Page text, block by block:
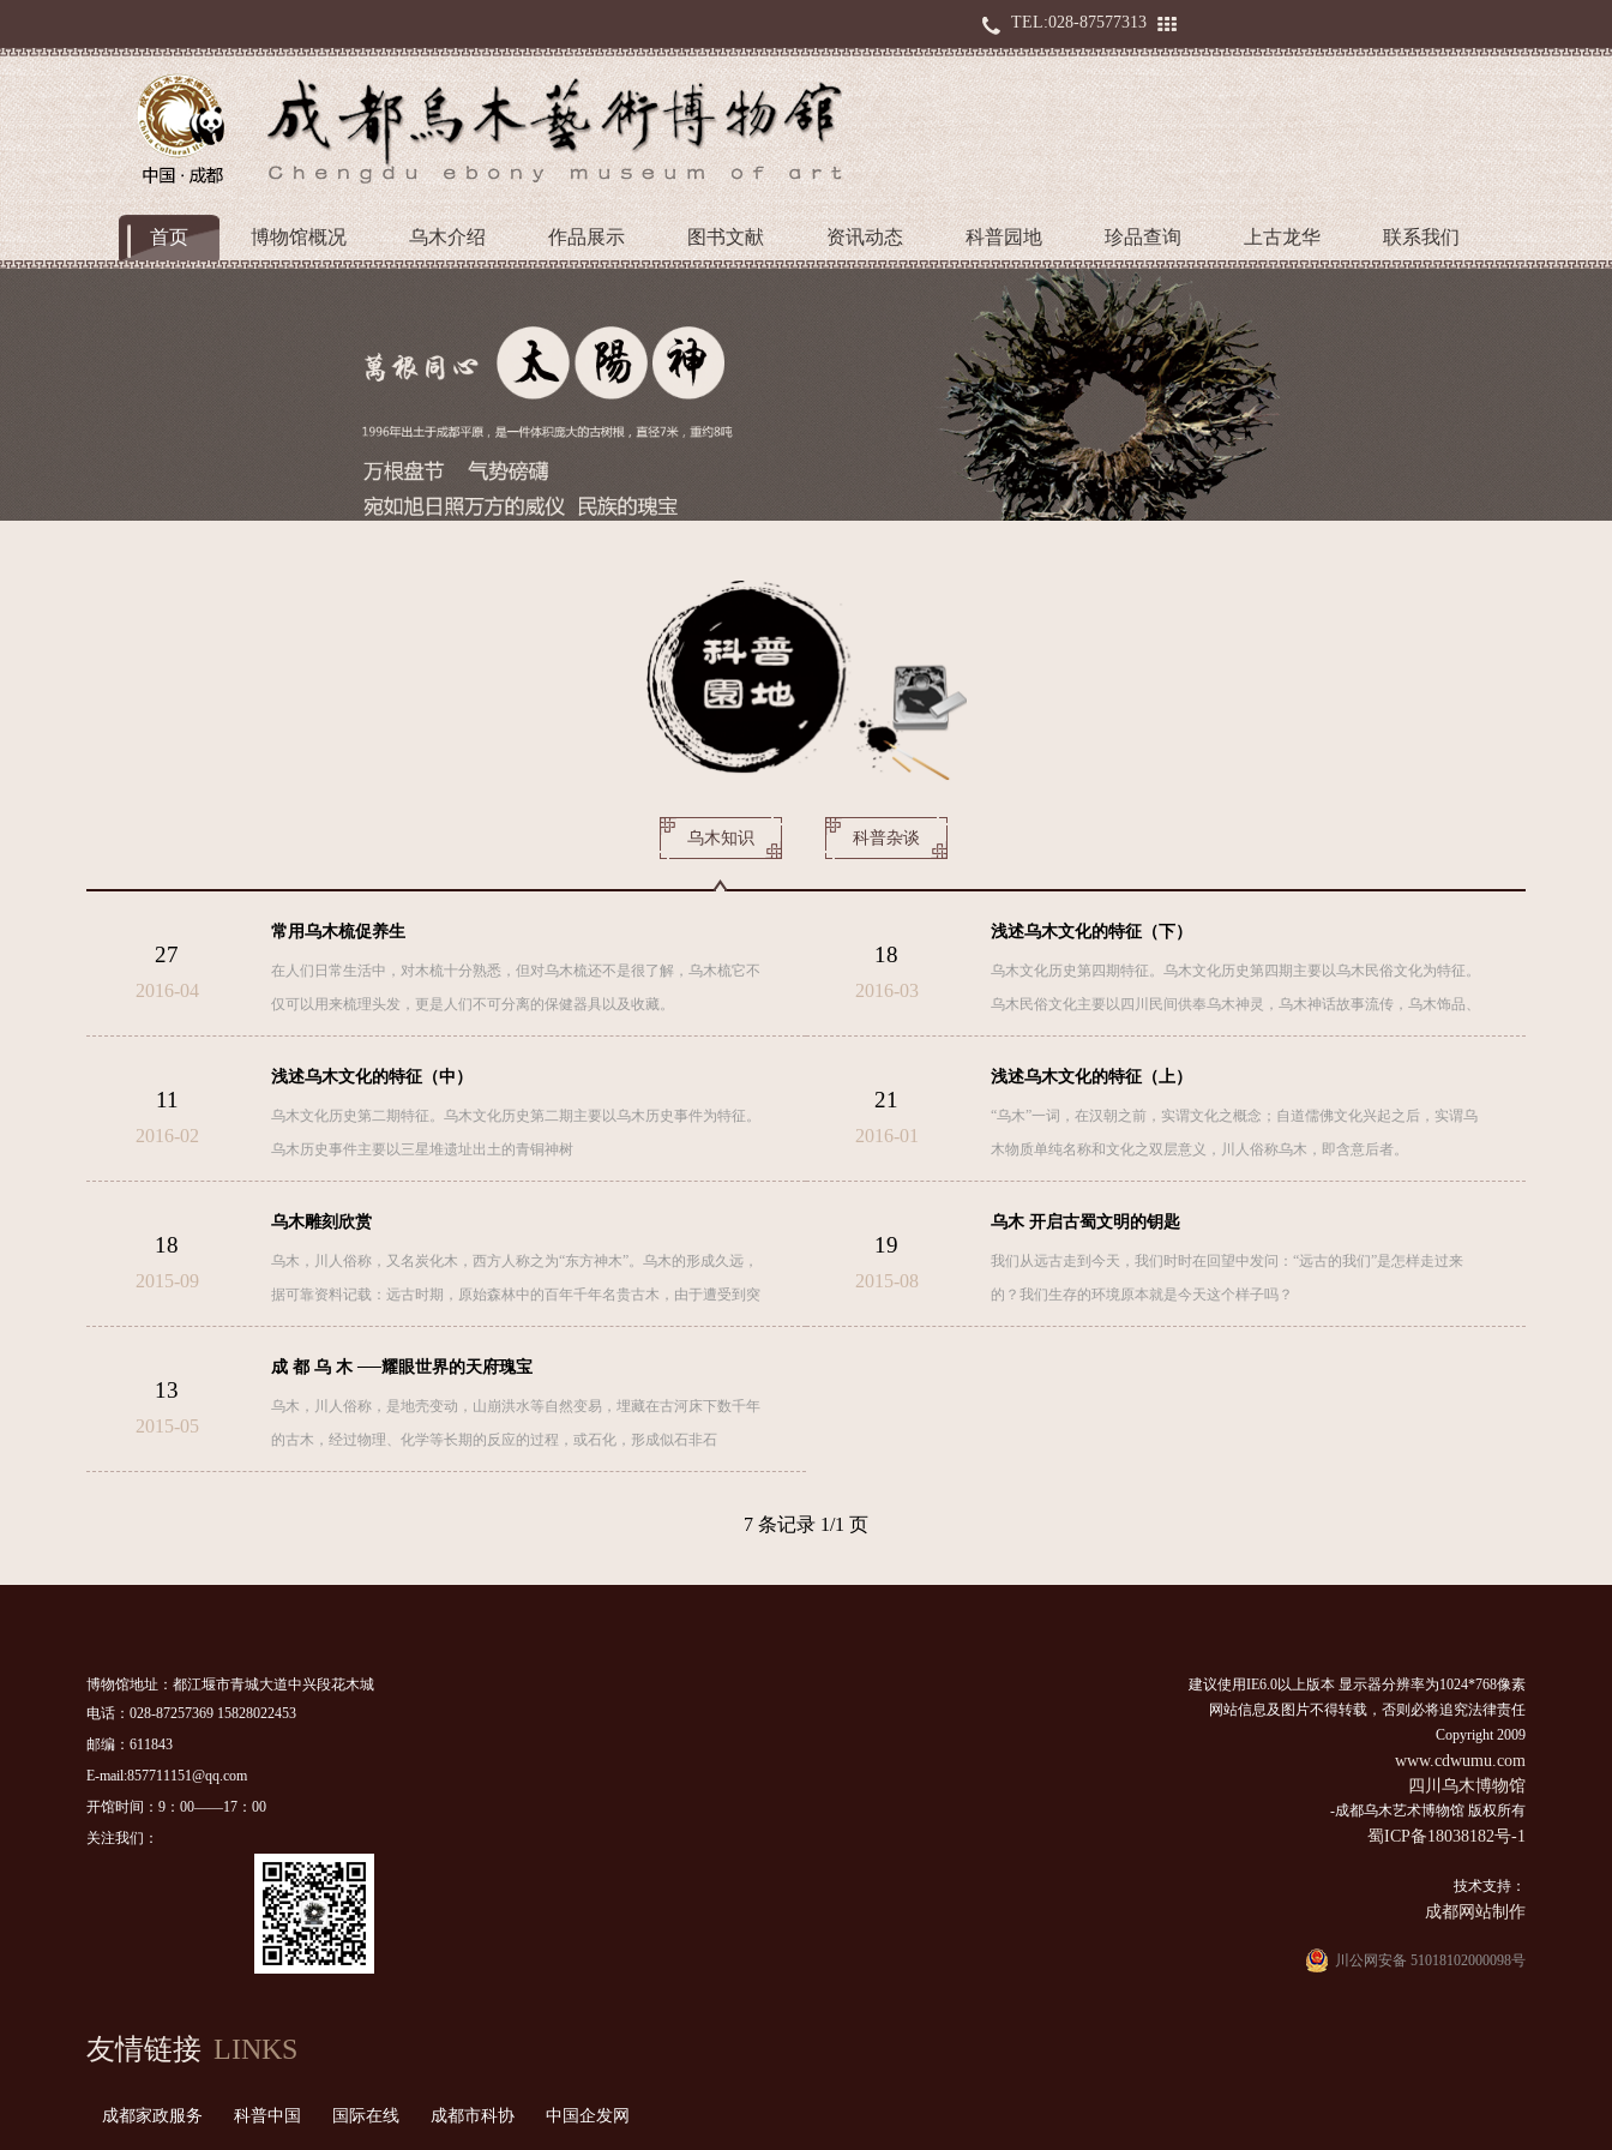
TEL:028-87577313
首页 博物馆概况 乌木介绍 作品展示 图书文献 资讯动态 科普园地 珍品查询 上古龙华 联系我们
乌木知识 科普杂谈
27
2016-04
常用乌木梳促养生
在人们日常生活中，对木梳十分熟悉，但对乌木梳还不是很了解，乌木梳它不
仅可以用来梳理头发，更是人们不可分离的保健器具以及收藏。
18
2016-03
浅述乌木文化的特征（下）
乌木文化历史第四期特征。乌木文化历史第四期主要以乌木民俗文化为特征。
乌木民俗文化主要以四川民间供奉乌木神灵，乌木神话故事流传，乌木饰品、
乌木棺材、乌木家俱
11
2016-02
浅述乌木文化的特征（中）
乌木文化历史第二期特征。乌木文化历史第二期主要以乌木历史事件为特征。
乌木历史事件主要以三星堆遗址出土的青铜神树
21
2016-01
浅述乌木文化的特征（上）
“乌木”一词，在汉朝之前，实谓文化之概念；自道儒佛文化兴起之后，实谓乌
木物质单纯名称和文化之双层意义，川人俗称乌木，即含意后者。
18
2015-09
乌木雕刻欣赏
乌木，川人俗称，又名炭化木，西方人称之为“东方神木”。乌木的形成久远，
据可靠资料记载：远古时期，原始森林中的百年千年名贵古木，由于遭受到突
如其来的重大的地理
19
2015-08
乌木 开启古蜀文明的钥匙
我们从远古走到今天，我们时时在回望中发问：“远古的我们”是怎样走过来
的？我们生存的环境原本就是今天这个样子吗？
13
2015-05
成 都 乌 木 ──耀眼世界的天府瑰宝
乌木，川人俗称，是地壳变动，山崩洪水等自然变易，埋藏在古河床下数千年
的古木，经过物理、化学等长期的反应的过程，或石化，形成似石非石
7 条记录 1/1 页
博物馆地址：都江堰市青城大道中兴段花木城
电话：028-87257369 15828022453
邮编：611843
E-mail:857711151@qq.com
开馆时间：9：00——17：00
关注我们：
建议使用IE6.0以上版本 显示器分辨率为1024*768像素
网站信息及图片不得转载，否则必将追究法律责任
Copyright 2009
www.cdwumu.com
四川乌木博物馆
-成都乌木艺术博物馆 版权所有
蜀ICP备18038182号-1
技术支持：
成都网站制作
川公网安备 51018102000098号
友情链接 LINKS
成都家政服务 科普中国 国际在线 成都市科协 中国企发网